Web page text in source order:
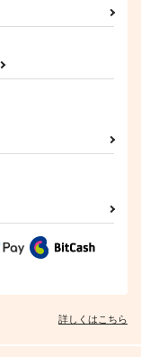
詳しくはこちら